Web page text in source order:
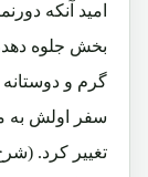
امید آنکه
بخش جلوه دهد،
گرم و
سفر اولش به
تغییر کرد.